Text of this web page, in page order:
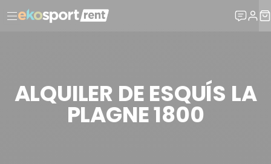
ALQUILER DE ESQUÍS LA
PLAGNE 1800